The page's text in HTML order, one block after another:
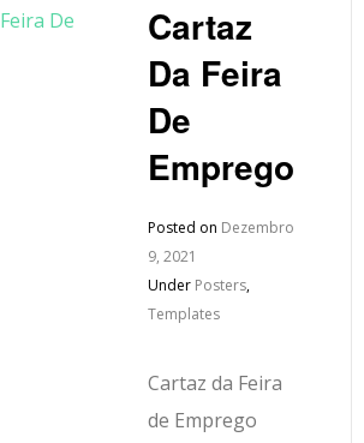
Cartaz
Da Feira
De
Emprego
Posted on Dezembro
9, 2021
Under Posters,
Templates
Cartaz da Feira
de Emprego